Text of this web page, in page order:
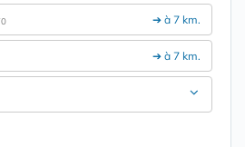
➔ à 7 km.
➔ à 7 km.